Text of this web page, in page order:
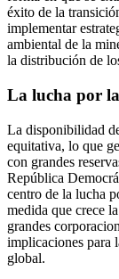
éxito de la
implementar
ambiental de la
la distribución de
La lucha por la
La disponibilidad
equitativa, lo que
con grandes
República
centro de la lucha
medida que crece
grandes
implicaciones para
global.